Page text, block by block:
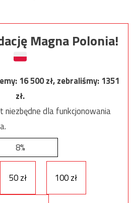
Magna Polonia!
16 500zł, zebraliśmy:1351
zł.
dla funkcjonowania
8%
50 zł 100 zł